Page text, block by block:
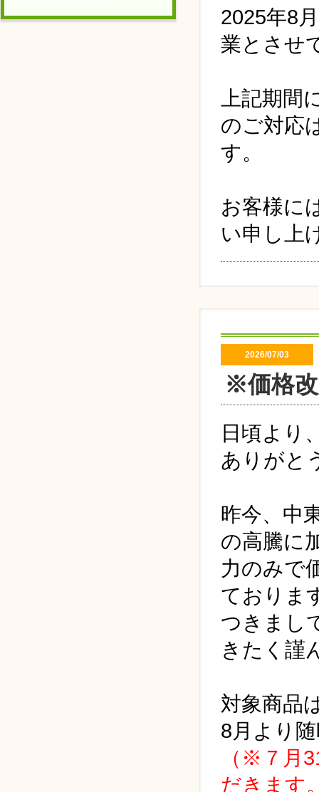
2025年8
業とさせ
上記期
のご対応
す。
お客様に
い申し上
2026/07/03
※価格
日頃より
ありがと
昨今、中
の高騰に
力のみで
ておりま
つきまし
きたく謹
対象商品
8月より
（※７月
だきます